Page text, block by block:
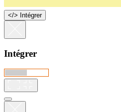
</> Intégrer
Intégrer